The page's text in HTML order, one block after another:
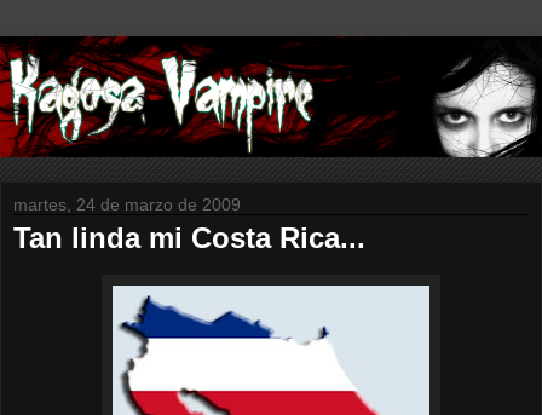
martes, 24 de marzo de 2009
Tan linda mi Costa Rica...